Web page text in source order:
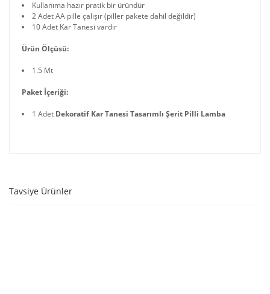
Kullanıma hazır pratik bir üründür
2 Adet AA pille çalışır (piller pakete dahil değildir)
10 Adet Kar Tanesi vardır
Ürün Ölçüsü:
1.5 Mt
Paket İçeriği:
1 Adet Dekoratif Kar Tanesi Tasarımlı Şerit Pilli Lamba
Tavsiye Ürünler